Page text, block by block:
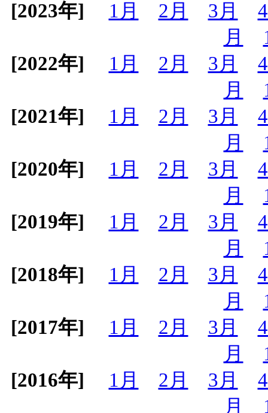
[2023年] 1月 2月 3月
月
[2022年]
1月 2月 3月
月
[2021年]
1月 2月 3月
月
[2020年]
1月 2月 3月
月
[2019年]
1月 2月 3月
月
[2018年]
1月 2月 3月
月
[2017年]
1月 2月 3月
月
[2016年]
1月 2月 3月
月